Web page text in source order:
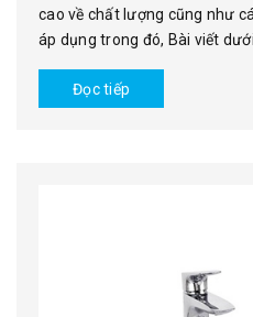
cao về chất lượng cũng như
áp dụng trong đó, Bài viết dưới
Đọc tiếp